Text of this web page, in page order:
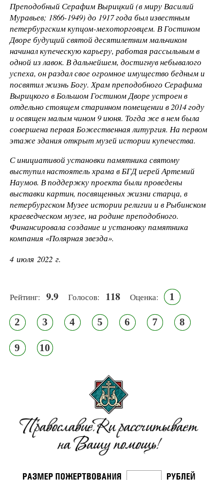
Преподобный Серафим Вырицкий (в миру Василий
Муравьев; 1866-1949) до 1917 года был известным
петербургским купцом-мехоторговцем. В Гостином
Дворе будущий святой десятилетним мальчиком
начинал купеческую карьеру, работая рассыльным в
одной из лавок. В дальнейшем, достигнув небывалого
успеха, он раздал свое огромное имущество бедным и
посвятил жизнь Богу. Храм преподобного Серафима
Вырицкого в Большом Гостином Дворе устроен в
отдельно стоящем старинном помещении в 2014 году
и освящен малым чином 9 июня. Тогда же в нем была
совершена первая Божественная литургия. На первом
этаже здания открыт музей истории купечества.
С инициативой установки памятника святому
выступил настоятель храма в БГД иерей Артемий
Наумов. В поддержку проекта были проведены
выставки картин, посвященных жизни старца, в
петербургском Музее истории религии и в Рыбинском
краеведческом музее, на родине преподобного.
Финансировала создание и установку памятника
компания «Полярная звезда».
4 июля 2022 г.
Рейтинг: 9.9 Голосов: 118 Оценка: 1
2 3 4 5 6 7 8
9 10